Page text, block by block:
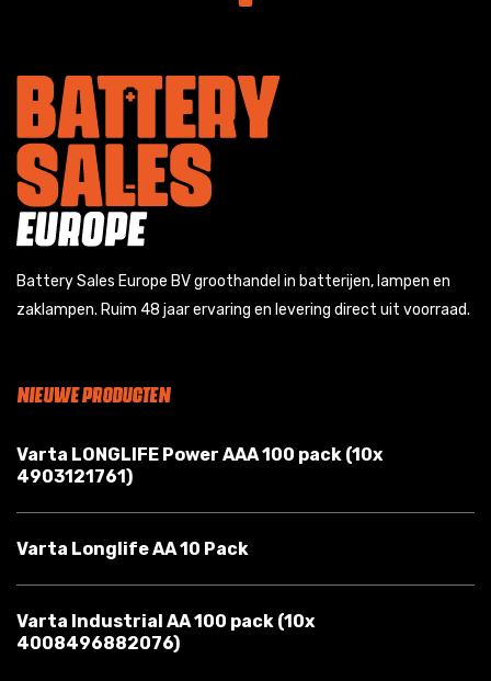
Battery Sales Europe BV groothandel in batterijen, lampen en
zaklampen. Ruim 48 jaar ervaring en levering direct uit voorraad.
NIEUWE PRODUCTEN
Varta LONGLIFE Power AAA 100 pack (10x
4903121761)
Varta Longlife AA 10 Pack
Varta Industrial AA 100 pack (10x
4008496882076)